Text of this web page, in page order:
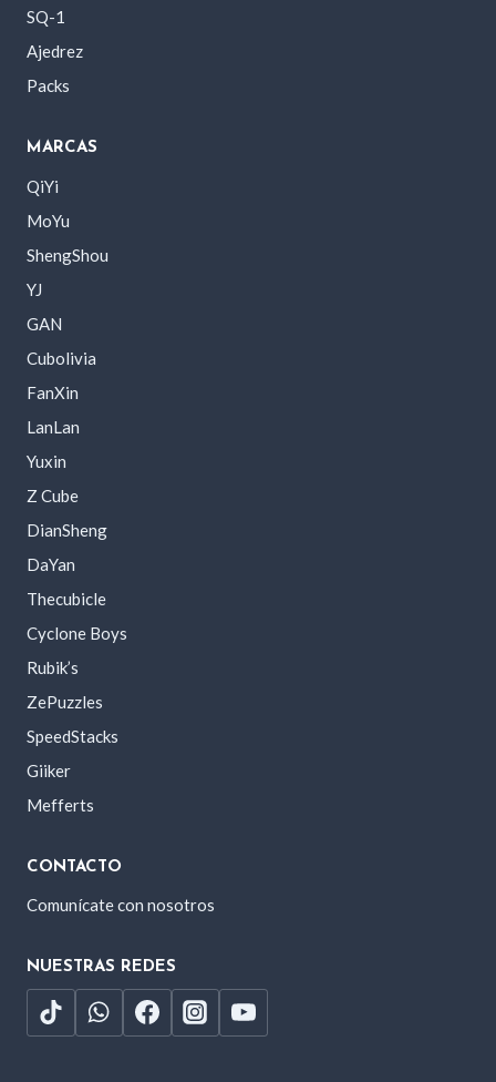
SQ-1
Ajedrez
Packs
MARCAS
QiYi
MoYu
ShengShou
YJ
GAN
Cubolivia
FanXin
LanLan
Yuxin
Z Cube
DianSheng
DaYan
Thecubicle
Cyclone Boys
Rubik’s
ZePuzzles
SpeedStacks
Giiker
Mefferts
CONTACTO
Comunícate con nosotros
NUESTRAS REDES